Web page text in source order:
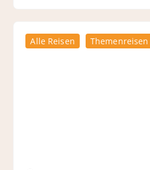
Alle Reisen Themenreisen